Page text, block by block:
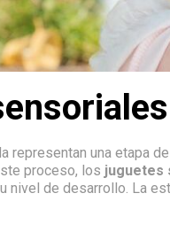
representan una etapa
proceso, los juguetes
nivel de desarrollo. La